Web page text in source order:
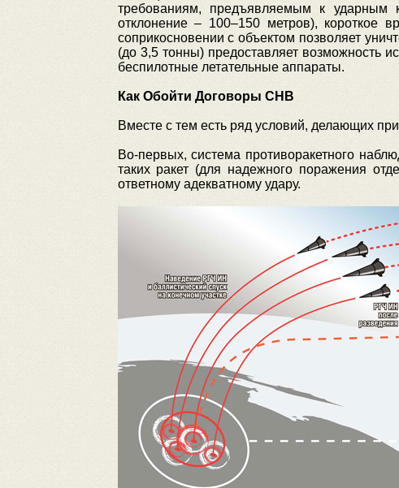
требованиям, предъявляемым к ударным
отклонение – 100–150 метров), короткое
соприкосновении с объектом позволяет
(до 3,5 тонны) предоставляет возможность
беспилотные летательные аппараты.
Как Обойти Договоры СНВ
Вместе с тем есть ряд условий, делающих
Во-первых, система противоракетного
таких ракет (для надежного поражения
ответному адекватному удару.